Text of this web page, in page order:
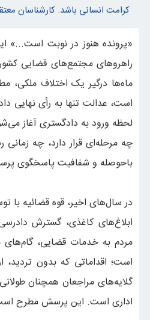
پزشکیان: مبلغ کالابرگ افزایش می‌یابد
کرامت انسانی باشد. کارشناسان
«پرونده هنوز در نوبت است...»
راهروهای مجتمع‌های قضایی
ماه‌ها درگیر یک اختلاف ملکی،
است، عدالت تنها به رأی نهایی
لحظه ورود به دادگستری آغاز
چه مرحله‌ای قرار دارد، چه
باحوصله و شفافیت پاسخگوی
در سال‌های اخیر، قوه قضائیه با
ابلاغ‌های کاغذی، گسترش
مردم به خدمات قضایی،
است؛ اقداماتی که بدون
گلایه‌های مراجعان همچنان
اداری است. این پرسش مطرح است